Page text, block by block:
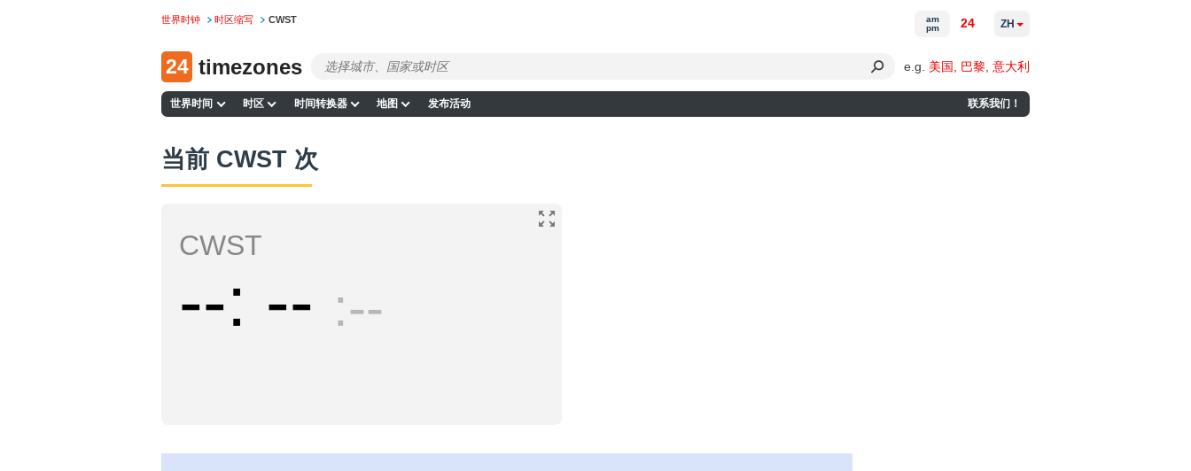
世界时钟 时区缩写 CWST
24 timezones e.g. 美国 巴黎 意大利
世界时间 时区 时间转换器 地图 发布活动 联系我们！
am
pm
24 ZH
当前 CWST 次
CWST
-- -- --